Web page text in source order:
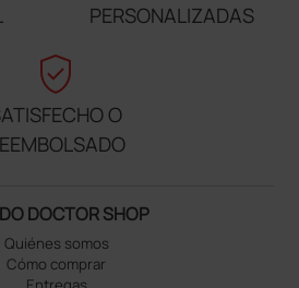
PERSONALIZADAS
verified_user
O
DOCTOR SHOP
Quiénes somos
Cómo comprar